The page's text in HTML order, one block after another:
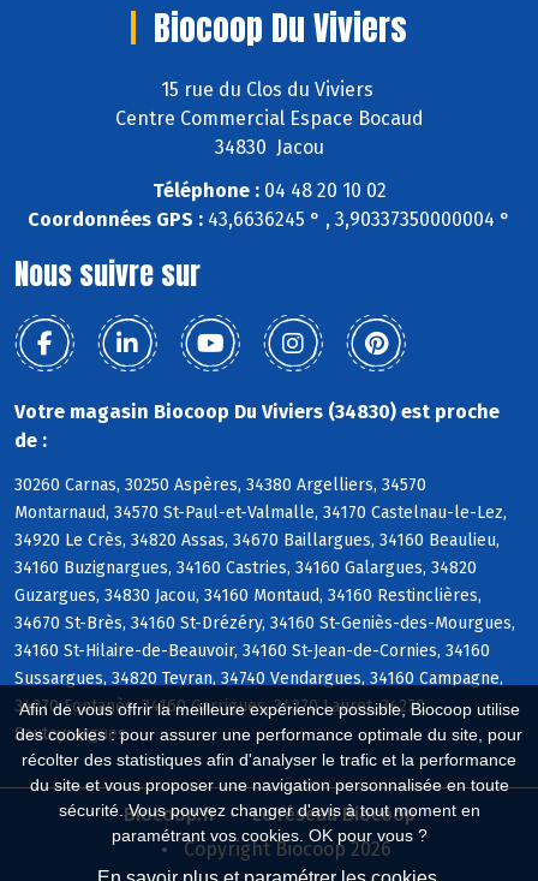
Afin de vous offrir la meilleure expérience possible, Biocoop utilise
des cookies : pour assurer une performance optimale du site, pour
récolter des statistiques afin d'analyser le trafic et la performance
du site et vous proposer une navigation personnalisée en toute
sécurité. Vous pouvez changer d'avis à tout moment en
paramétrant vos cookies. OK pour vous ?
Biocoop Du Viviers
15 rue du Clos du Viviers
Centre Commercial Espace Bocaud
34830 Jacou
Téléphone :04 48 20 10 02
Coordonnées GPS : 43,6636245 ° , 3,90337350000004 °
Nous suivre sur
Votre magasin Biocoop Du Viviers (34830) est proche
de :
30260 Carnas, 30250 Aspères, 34380 Argelliers, 34570
Montarnaud, 34570 St-Paul-et-Valmalle, 34170 Castelnau-le-Lez,
34920 Le Crès, 34820 Assas, 34670 Baillargues, 34160 Beaulieu,
34160 Buzignargues, 34160 Castries, 34160 Galargues, 34820
Guzargues, 34830 Jacou, 34160 Montaud, 34160 Restinclières,
34670 St-Brès, 34160 St-Drézéry, 34160 St-Geniès-des-Mourgues,
34160 St-Hilaire-de-Beauvoir, 34160 St-Jean-de-Cornies, 34160
Sussargues, 34820 Teyran, 34740 Vendargues, 34160 Campagne,
34270 Fontanès, 34160 Garrigues, 34270 Lauret, 34270
Sauteyrargues
Biocoop.fr
Le réseau Biocoop
Copyright Biocoop 2026